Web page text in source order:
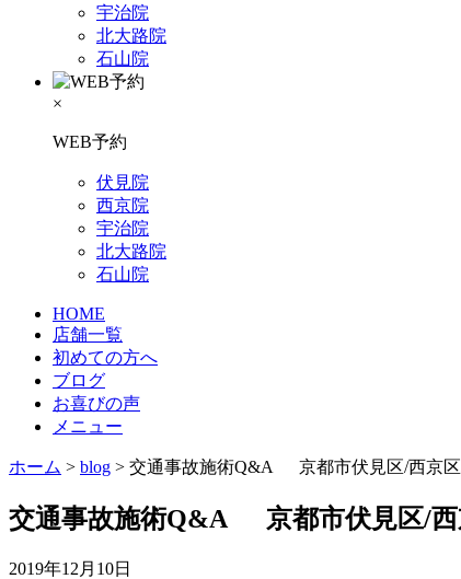
宇治院
北大路院
石山院
×
WEB予約
伏見院
西京院
宇治院
北大路院
石山院
HOME
店舗一覧
初めての方へ
ブログ
お喜びの声
メニュー
ホーム > blog > 交通事故施術Q&A 京都市伏見区/西京
交通事故施術Q&A 京都市伏見区/
2019年12月10日